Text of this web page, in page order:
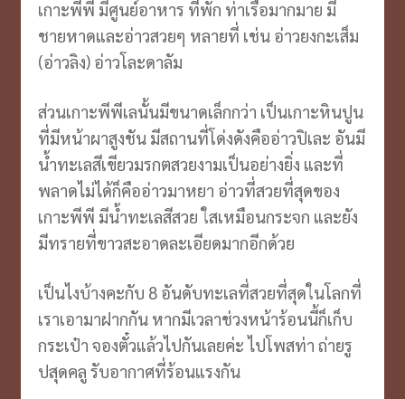
เกาะพีพี มีศูนย์อาหาร ที่พัก ท่าเรือมากมาย มี
ชายหาดและอ่าวสวยๆ หลายที่ เช่น อ่าวยงกะเส็ม
(อ่าวลิง) อ่าวโละดาลัม
ส่วนเกาะพีพีเลนั้นมีขนาดเล็กกว่า เป็นเกาะหินปูน
ที่มีหน้าผาสูงชัน มีสถานที่โด่งดังคืออ่าวปิเละ อันมี
น้ำทะเลสีเขียวมรกตสวยงามเป็นอย่างยิ่ง และที่
พลาดไม่ได้ก็คืออ่าวมาหยา อ่าวที่สวยที่สุดของ
เกาะพีพี มีน้ำทะเลสีสวย ใสเหมือนกระจก และยัง
มีทรายที่ขาวสะอาดละเอียดมากอีกด้วย
เป็นไงบ้างคะกับ 8 อันดับทะเลที่สวยที่สุดในโลกที่
เราเอามาฝากกัน หากมีเวลาช่วงหน้าร้อนนี้ก็เก็บ
กระเป๋า จองตั๋วแล้วไปกันเลยค่ะ ไปโพสท่า ถ่ายรู
ปสุดคลู รับอากาศที่ร้อนแรงกัน